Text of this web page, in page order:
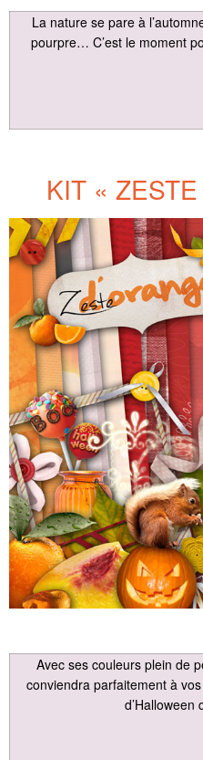
La nature se pare à
pourpre… C’est le moment
KIT «
Avec ses couleurs plein de
conviendra parfaitement à
d’Halloween